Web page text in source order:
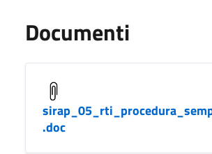
Documenti
.doc